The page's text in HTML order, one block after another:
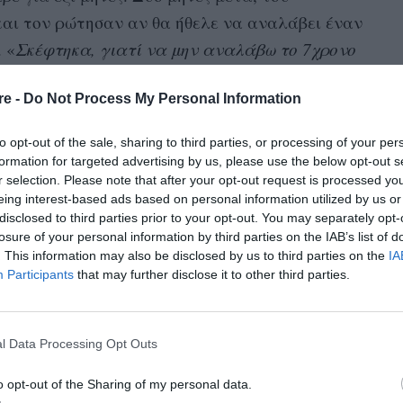
- Do Not Process My Personal Information
opt-out of the sale, sharing to third parties, or processing of your
for targeted advertising by us, please use the below opt-out
selection. Please note that after your opt-out request is processed
interest-based ads based on personal information utilized by us
to third parties prior to your opt-out. You may separately
of your personal information by third parties on the IAB’s list of
This information may also be disclosed by us to third parties on the
Participants that may further disclose it to other third parties.
Data Processing Opt Outs
opt-out of the Sharing of my personal data.
τον ρώτησαν αν θα ήθελε να αναλάβει έναν
«Σκέφτηκα, γιατί να μην αναλάβω το 7χρονο
να κάνουμε περισσότερα μαζί
εκτός του ότι το έλεγαν Jackson.
Όταν το συνάντησα, είδα το πιο
Σκέφτηκα, μάλιστα, αυτό θα έχει
να κάνω». Όμως οι δυο τους δέθηκαν
ότι το αγοράκι χρειαζόταν μια οικογένεια.
Ήθελεαγκαλιές, ήθελε να με φωνάζει
Όταν το συνάντησα, είδα